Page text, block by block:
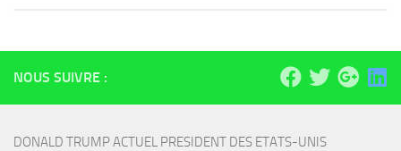
NOUS SUIVRE :
DONALD TRUMP ACTUEL PRESIDENT DES ETATS-UNIS